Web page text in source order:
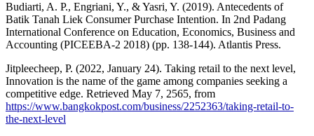
Budiarti, A. P., Engriani, Y., & Yasri, Y. (2019). Antecedents of
Batik Tanah Liek Consumer Purchase Intention. In 2nd Padang
International Conference on Education, Economics, Business and
Accounting (PICEEBA-2 2018) (pp. 138-144). Atlantis Press.
Jitpleecheep, P. (2022, January 24). Taking retail to the next level,
Innovation is the name of the game among companies seeking a
competitive edge. Retrieved May 7, 2565, from
https://www.bangkokpost.com/business/2252363/taking-retail-to-
the-next-level